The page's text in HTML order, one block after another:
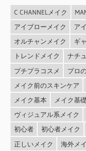
C CHANNELメイク
アイブローメイク
ア
オルチャンメイク
ギ
トレンドメイク
ナチ
プチプラコスメ
プロ
メイク前のスキンケア
メイク基本
メイク基礎
ヴィジュアル系メイク
初心者
初心者メイク
正しいメイク
海外メ